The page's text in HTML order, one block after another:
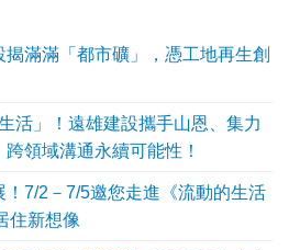
滿滿「都市礦」，憑工地再生創
活」！遠雄建設攜手山恩、集力
領域溝通永續可能性！
7/2－7/5邀您走進《流動的生活
住新想像